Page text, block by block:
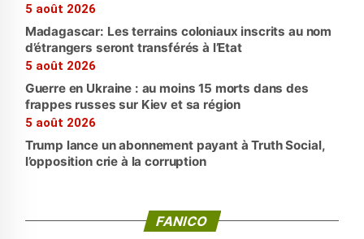
5 août 2026
Madagascar: Les terrains coloniaux inscrits au nom
d’étrangers seront transférés à l’Etat
5 août 2026
Guerre en Ukraine : au moins 15 morts dans des
frappes russes sur Kiev et sa région
5 août 2026
Trump lance un abonnement payant à Truth Social,
l’opposition crie à la corruption
FANICO